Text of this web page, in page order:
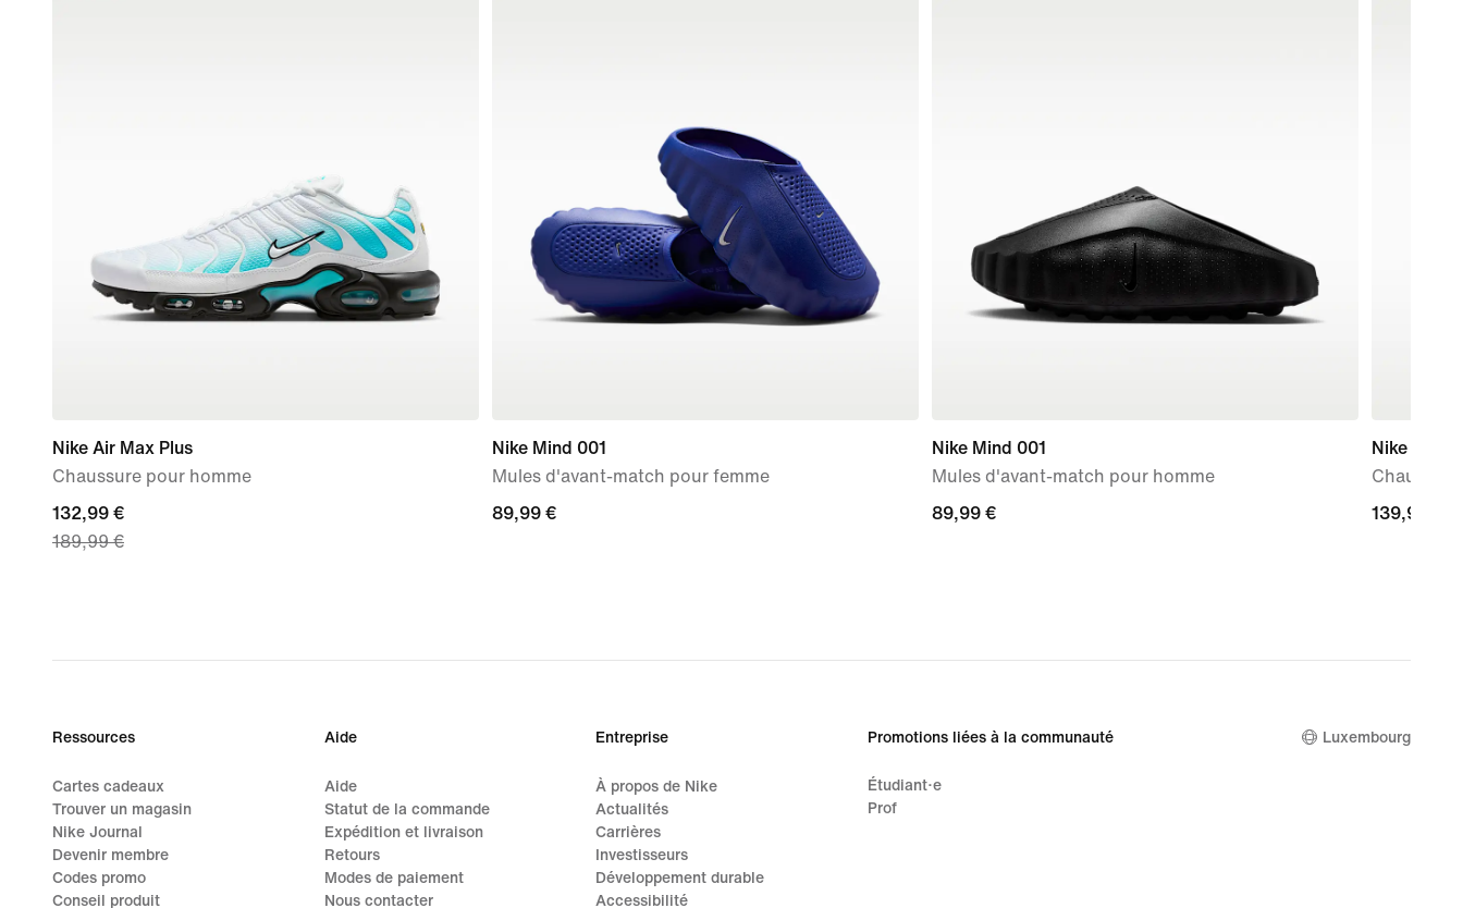
Nike Air Max Plus
Chaussure pour homme
current
price
189,99 €
132,99 €
189,99 €
Nike Mind 001
Mules d'avant-match pour femme
89,99 €
89,99 €
Nike Mind 001
Mules d'avant-match pour homme
89,99 €
89,99 €
Nike Air
139,99 €
139,99 €
Ressources
Cartes cadeaux
Trouver un magasin
Nike Journal
Devenir membre
Codes promo
Conseil produit
Aide
Aide
Statut de la commande
Expédition et livraison
Retours
Modes de paiement
Nous contacter
Entreprise
À propos de Nike
Actualités
Carrières
Investisseurs
Développement durable
Accessibilité
Promotions liées à la communauté
Étudiant·e
Prof
Luxembourg